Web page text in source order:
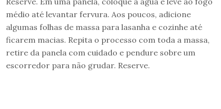
médio até levantar fervura. Aos poucos, adicione
algumas folhas de massa para lasanha e cozinhe até
ficarem macias. Repita o processo com toda a massa,
retire da panela com cuidado e pendure sobre um
escorredor para não grudar. Reserve.